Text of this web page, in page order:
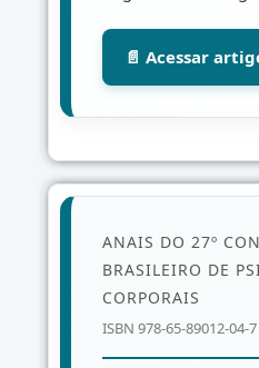
📄 Acessar
ANAIS DO 27º
BRASILEIRO DE
CORPORAIS
ISBN 978-65-89012-